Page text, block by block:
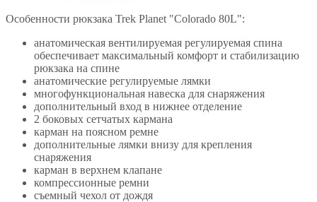
Особенности рюкзака Trek Planet "Colorado 80L":
анатомическая вентилируемая регулируемая спина
обеспечивает максимальный комфорт и стабилизацию
рюкзака на спине
анатомические регулируемые лямки
многофункциональная навеска для снаряжения
дополнительный вход в нижнее отделение
2 боковых сетчатых кармана
карман на поясном ремне
дополнительные лямки внизу для крепления
снаряжения
карман в верхнем клапане
компрессионные ремни
съемный чехол от дождя